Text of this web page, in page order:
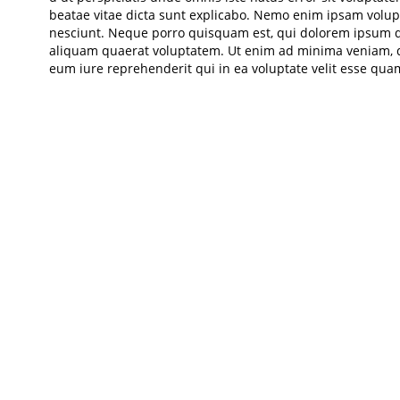
beatae vitae dicta sunt explicabo. Nemo enim ipsam
nesciunt. Neque porro quisquam est, qui dolorem
aliquam quaerat voluptatem. Ut enim ad minima
eum iure reprehenderit qui in ea voluptate velit esse